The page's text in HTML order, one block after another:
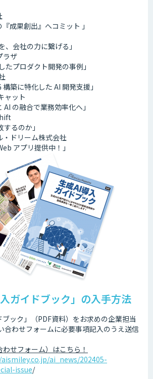
成果創出』へコミット 」
、会社の力に繋げる」
ラザ
たプロダクト開発の事例」
築に特化した AI 開発支援」
ャット
の融合で業務効率化へ」
るのか」
・ドリーム株式会社
アプリ提供中！」
ガイドブック」の入手方法
ブック」（PDF資料）をお求めの企業担当
合わせフォームに必要事項記入のうえ送信
せフォーム）はこちら！
ai_news/202405-
issue/